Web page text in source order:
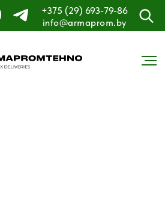
+375 (29) 693-79-86
info@armaprom.by
(29) 693-79-86